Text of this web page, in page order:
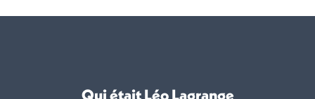
Qui était Léo Lagrange